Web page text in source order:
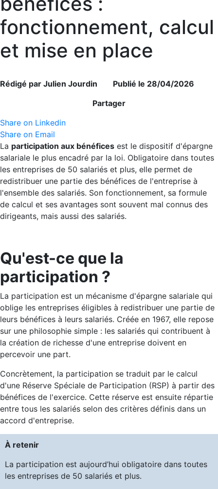
fonctionnement, calcul
et mise en place
Rédigé par Julien Jourdin Publié le 28/04/2026
Partager
Share on Linkedin
Share on Email
La participation aux bénéfices est le dispositif d'épargne
salariale le plus encadré par la loi. Obligatoire dans toutes
les entreprises de 50 salariés et plus, elle permet de
redistribuer une partie des bénéfices de l'entreprise à
l'ensemble des salariés. Son fonctionnement, sa formule
de calcul et ses avantages sont souvent mal connus des
dirigeants, mais aussi des salariés.
Qu'est-ce que la
participation ?
La participation est un mécanisme d'épargne salariale qui
oblige les entreprises éligibles à redistribuer une partie de
leurs bénéfices à leurs salariés. Créée en 1967, elle repose
sur une philosophie simple : les salariés qui contribuent à
la création de richesse d'une entreprise doivent en
percevoir une part.
Concrètement, la participation se traduit par le calcul
d'une Réserve Spéciale de Participation (RSP) à partir des
bénéfices de l'exercice. Cette réserve est ensuite répartie
entre tous les salariés selon des critères définis dans un
accord d'entreprise.
À retenir
La participation est aujourd’hui obligatoire dans toutes
les entreprises de 50 salariés et plus.